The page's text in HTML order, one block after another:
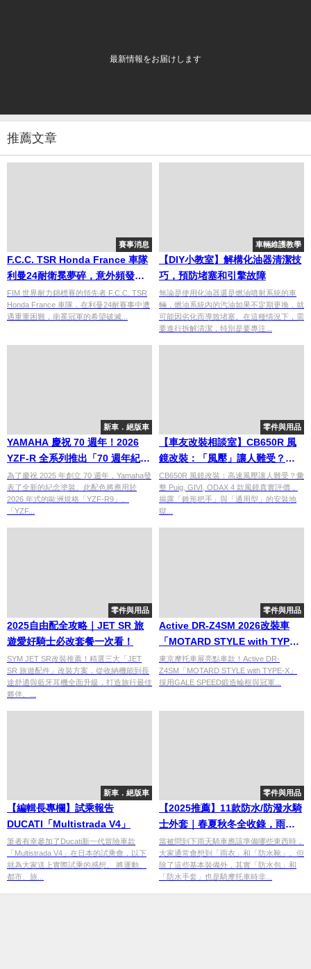
最新情報をお届けします
推薦文章
賽事消息
F.C.C. TSR Honda France 車隊
利曼24耐衛冕夢碎，意外頻發遺
憾退賽
FIM 世界耐力錦標賽的領先者 F.C.C. TSR
Honda France 車隊，在利曼24耐賽事中遭
遇重重困難，衛冕冠軍的希望破滅...
車輛維護教學
【DIY小教室】解構化油器清潔技
巧，預防堵塞和引擎故障
無論是使用化油器還是燃油噴射系統的車
輛，燃油系統內的汽油如果不定期更換，就
可能因劣化而導致堵塞。在這種情況下，需
要進行拆解清潔，特別是要專注...
新車．絕版車
YAMAHA 慶祝 70 週年！2026
YZF-R 全系列推出「70 週年紀念
配色」！
為了慶祝 2025 年創立 70 週年，Yamaha發
表了全新的紀念塗裝。此配色將應用於
2026 年式的歐洲規格「YZF-R9」、
「YZF...
零件與用品
【車友改裝相談室】CB650R 風
鏡改裝：「風壓」讓人難受？在
「Neo Café」美學與「長途舒
適」間尋找平衡｜台日車友評價
匯總
CB650R 風鏡改裝：高速風壓讓人難受？彙
整 Puig, GIVI, ODAX 4 款風鏡真實評價，
揭露「錐形把手」與「通用型」的安裝地
獄...
零件與用品
2025自由配全攻略｜JET SR 旅
遊愛好騎士必改套餐一次看！
SYM JET SR改裝推薦！精選三大「JET
SR 旅遊配件」改裝方案，從收納機能到長
途舒適與藍牙耳機全面升級，打造旅行最佳
夥伴。...
零件與用品
Active DR-Z4SM 2026改裝車
「MOTARD STYLE with TYPE-
X」｜GALE SPEED鍛造輪框完
整配備公開
東京摩托車展亮點車款！Active DR-
Z4SM「MOTARD STYLE with TYPE-X」
採用GALE SPEED鍛造輪框與冠軍...
新車．絕版車
【編輯長專欄】試乘報告
DUCATI「Multistrada V4」
筆者有幸參加了Ducati新一代冒險車款
「Multistrada V4」在日本的試乘會，以下
就為大家送上實際試乘的感想。 將運動、
都市、旅...
零件與用品
【2025推薦】11款防水/防潑水騎
士外套｜春夏秋冬全收錄，雨天
也能安心騎！
當被問到下雨天騎車應該準備哪些東西時，
大家通常會想到「雨衣」和「防水靴」。但
除了這些基本裝備外，其實「防水包」和
「防水手套」也是騎摩托車時非...